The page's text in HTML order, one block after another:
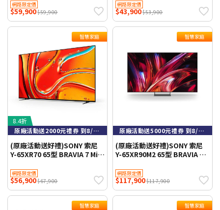
網路限定價
$59,900$59,900
網路限定價
$43,900$53,900
8.4折
智慧家庭
原廠活動送2000元禮券 到8/9止
(原廠活動送好禮)SONY 索尼
Y-65XR70 65型 BRAVIA 7 Mini
安裝 不需跨區費
網路限定價
$56,900$67,900
智慧家庭
原廠活動送5000元禮券 到8/9止
(原廠活動送好禮)SONY 索尼
Y-65XR90M2 65型 BRAVIA 9 II
網路限定價
$117,900$117,900
智慧家庭 智慧家庭